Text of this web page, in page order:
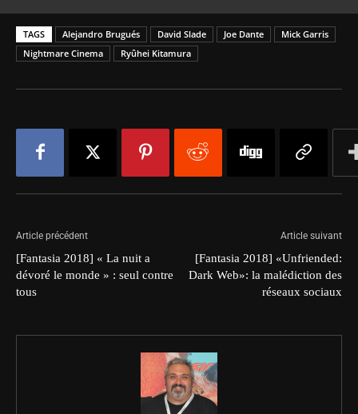
TAGS Alejandro Brugués David Slade Joe Dante
Mick Garris
Nightmare Cinema
Ryûhei Kitamura
Article précédent
[Fantasia 2018] « La nuit a
dévoré le monde » : seul contre
tous
Article suivant
[Fantasia 2018] «Unfriended:
Dark Web»: la malédiction des
réseaux sociaux